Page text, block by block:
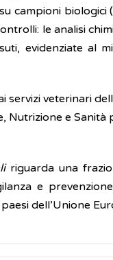
campioni biologici
le analisi
evidenziate al
servizi veterinari
Nutrizione e Sanità
riguarda una
e
dell’Unione